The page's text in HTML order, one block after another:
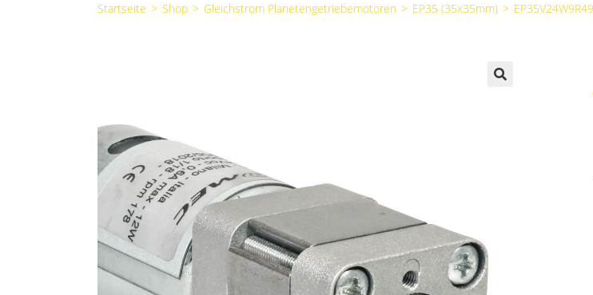
Startseite > Shop > Gleichstrom Planetengetriebemotoren > EP35 (35x35mm) >